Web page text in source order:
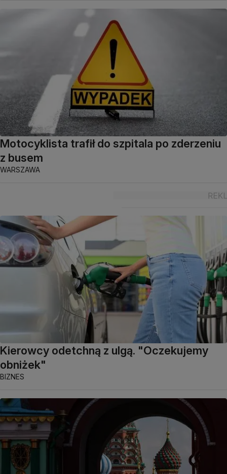
Motocyklista trafił do szpitala po zderzeniu
z busem
WARSZAWA
Kierowcy odetchną z ulgą. "Oczekujemy
obniżek"
BIZNES